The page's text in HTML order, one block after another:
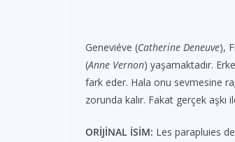
Geneviéve (Catherine Deneuve),
(Anne Vernon) yaşamaktadır.
fark eder. Hala onu sevmesine
zorunda kalır. Fakat gerçek aşkı
ORİJİNAL İSİM: Les parapluies